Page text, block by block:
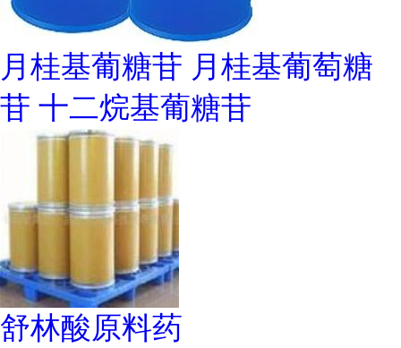
月桂基葡糖苷 月桂基葡萄糖
苷 十二烷基葡糖苷
舒林酸原料药